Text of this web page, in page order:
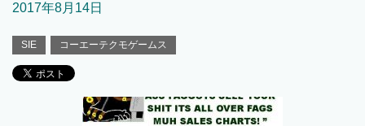
2017年8月14日
SIE コーエーテクモゲームス